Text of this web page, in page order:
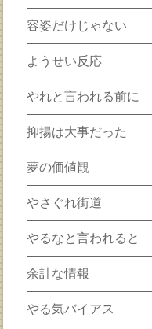
容姿だけじゃない
ようせい反応
やれと言われる前に
抑揚は大事だった
夢の価値観
やさぐれ街道
やるなと言われると
余計な情報
やる気バイアス